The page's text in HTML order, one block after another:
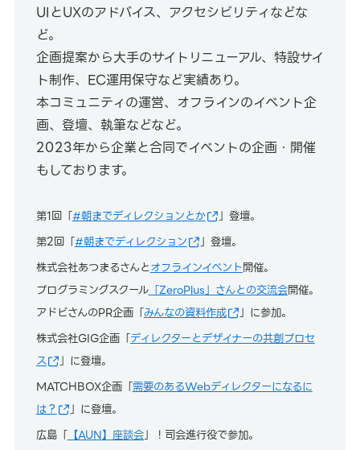
UIとUXのアドバイス、アクセシビリティなどな
ど。
企画提案から大手のサイトリニューアル、特設サイ
ト制作、EC運用保守など実績あり。
本コミュニティの運営、オフラインのイベント企
画、登壇、執筆などなど。
2023年から企業と合同でイベントの企画・開催
もしております。
第1回「#朝までディレクションとか
」登壇。
第2回「#朝までディレクション
」登壇。
株式会社あつまるさんとオフラインイベント開催。
プログラミングスクール「ZeroPlus」さんとの交流会開催。
アドビさんのPR企画「みんなの資料作成
」に参加。
株式会社GIG企画「ディレクターとデザイナーの共創プロセ
ス
」に登壇。
MATCHBOX企画「需要のあるWebディレクターになるに
は？
」に登壇。
広島「【AUN】座談会」！司会進行役で参加。